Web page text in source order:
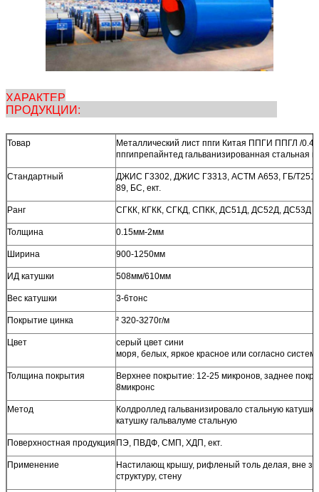
ХАРАКТЕР
ПРОДУКЦИИ:
Товар
Металлический лист ппги Китая ППГИ ППГЛ /
ппгипрепайнтед гальванизированная стальная
Стандартный
ДЖИС Г3302, ДЖИС Г3313, АСТМ А653, ГБ/
89, БС, ект.
Ранг СГКК, КГКК, СГКД, СПКК, ДС51Д, ДС52Д, ДС53Д
Толщина 0.15мм-2мм
Ширина 900-1250мм
ИД катушки 508мм/610мм
Вес катушки 3-6тонс
Покрытие цинка ² З20-З270г/м
Цвет
серый цвет сини
моря, белых, яркое красное или согласно
Толщина покрытия
Верхнее покрытие: 12-25 микронов, заднее
8микронс
Метод
Колдроллед гальванизировало стальную катушку,
катушку гальвалуме стальную
Поверхностная продукция ПЭ, ПВДФ, СМП, ХДП, ект.
Применение
Настилающ крышу, рифленый толь делая, вне
структуру, стену